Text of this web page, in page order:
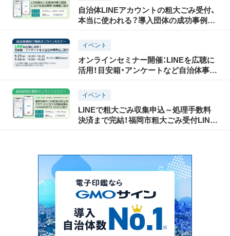
自治体LINEアカウントの粗大ごみ受付、
本当に使われる？導入団体の成功事例・
催(無料)
イベント
オンラインセミナー開催：LINEを広聴に
活用！目安箱・アンケートなど自治体事例
イベント
LINEで粗大ごみ収集申込～処理手数料
決済まで完結！福岡市粗大ごみ受付LINE